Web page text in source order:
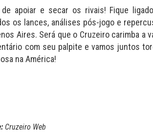
de apoiar e secar os rivais! Fique
os lances, análises pós-jogo e
Aires. Será que o Cruzeiro carimba a
com seu palpite e vamos juntos
na América!
Cruzeiro Web